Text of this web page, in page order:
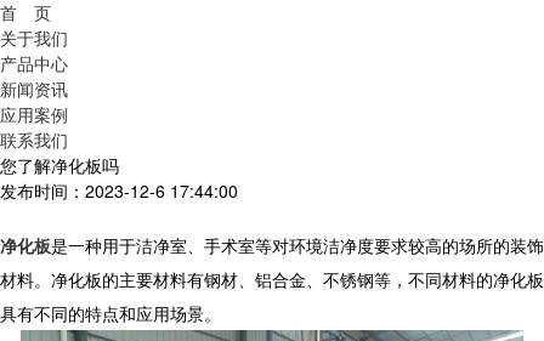
首 页
关于我们
产品中心
新闻资讯
应用案例
联系我们
您了解净化板吗
发布时间：2023-12-6 17:44:00
净化板是一种用于洁净室、手术室等对环境洁净度要求较高的场所的装饰
材料。净化板的主要材料有钢材、铝合金、不锈钢等，不同材料的净化板
具有不同的特点和应用场景。